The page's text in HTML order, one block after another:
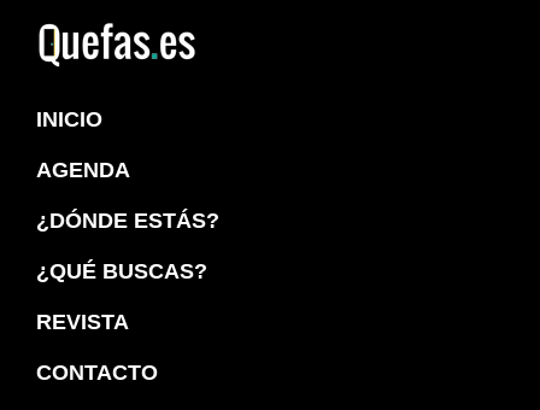
navegación
principal
principal
INICIO
AGENDA
¿DÓNDE ESTÁS?
¿QUÉ BUSCAS?
REVISTA
CONTACTO